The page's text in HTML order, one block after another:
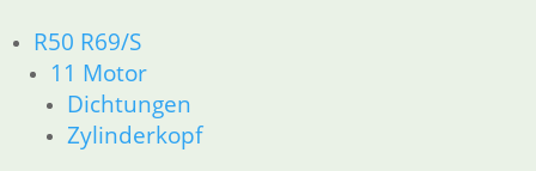
R50 R69/S
11 Motor
Dichtungen
Zylinderkopf
11 Motor
Dichtungen
Zylinderkopf
12 Motorelektrik